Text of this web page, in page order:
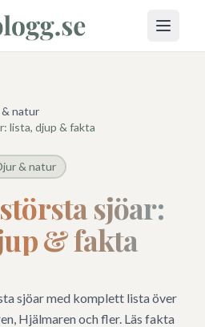
Öppna
natur
lista, djup & fakta
& natur
sjöar:
& fakta
sjöar med komplett lista över
Hjälmaren och fler. Läs fakta